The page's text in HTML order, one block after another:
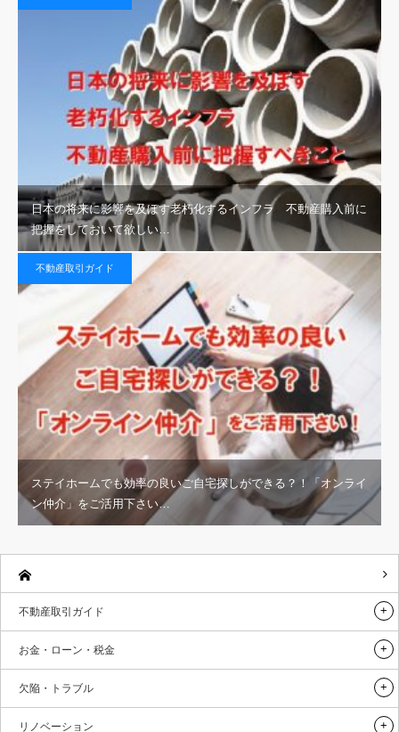
日本の将来に影響を及ぼす老朽化するインフラ 不動産購入前に
把握をしておいて欲しい…
不動産取引ガイド
ステイホームでも効率の良いご自宅探しができる？！「オンライ
ン仲介」をご活用下さい…
不動産取引ガイド
お金・ローン・税金
欠陥・トラブル
リノベーション